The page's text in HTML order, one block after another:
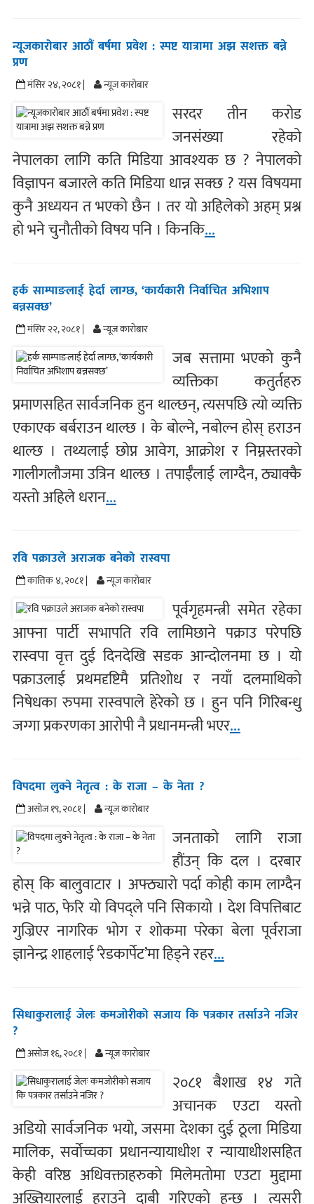
न्यूजकारोबार आठौं बर्षमा प्रवेश : स्पष्ट यात्रामा अझ सशक्त बन्ने
प्रण
मंसिर २४, २०८१ | न्यूज काराेबार
सरदर तीन करोड
जनसंख्या रहेको
नेपालका लागि कति मिडिया आवश्यक छ ? नेपालको
विज्ञापन बजारले कति मिडिया धान्न सक्छ ? यस विषयमा
कुनै अध्ययन त भएको छैन । तर यो अहिलेको अहम् प्रश्न
हो भने चुनौतीको विषय पनि । किनकि...
हर्क साम्पाङलाई हेर्दा लाग्छ, ‘कार्यकारी निर्वाचित अभिशाप
बन्नसक्छ’
मंसिर २२, २०८१ | न्यूज काराेबार
जब सत्तामा भएको कुनै
व्यक्तिका कतुर्तहरु
प्रमाणसहित सार्वजनिक हुन थाल्छन्, त्यसपछि त्यो व्यक्ति
एकाएक बर्बराउन थाल्छ । के बोल्ने, नबोल्न होस् हराउन
थाल्छ । तथ्यलाई छोप्न आवेग, आक्रोश र निम्नस्तरको
गालीगलौजमा उत्रिन थाल्छ । तपाईँलाई लाग्दैन, ठ्याक्कै
यस्तो अहिले धरान...
रवि पक्राउले अराजक बनेको रास्वपा
कात्तिक ४, २०८१ | न्यूज काराेबार
पूर्वगृहमन्त्री समेत रहेका
आफ्ना पार्टी सभापति रवि लामिछाने पक्राउ परेपछि
रास्वपा वृत्त दुई दिनदेखि सडक आन्दोलनमा छ । यो
पक्राउलाई प्रथमदृष्टिमै प्रतिशोध र नयाँ दलमाथिको
निषेधका रुपमा रास्वपाले हेरेको छ । हुन पनि गिरिबन्धु
जग्गा प्रकरणका आरोपी नै प्रधानमन्त्री भएर...
विपदमा लुक्ने नेतृत्व : के राजा – के नेता ?
असोज १९, २०८१ | न्यूज काराेबार
जनताको लागि राजा
हौंउन् कि दल । दरबार
होस् कि बालुवाटार । अफ्ठ्यारो पर्दा कोही काम लाग्दैन
भन्ने पाठ, फेरि यो विपद्ले पनि सिकायो । देश विपत्तिबाट
गुज्रिएर नागरिक भोग र शोकमा परेका बेला पूर्वराजा
ज्ञानेन्द्र शाहलाई ‘रेडकार्पेट’मा हिड्ने रहर...
सिधाकुरालाई जेलः कमजोरीको सजाय कि पत्रकार तर्साउने नजिर
?
असोज १६, २०८१ | न्यूज काराेबार
२०८१ बैशाख १४ गते
अचानक एउटा यस्तो
अडियो सार्वजनिक भयो, जसमा देशका दुई ठूला मिडिया
मालिक, सर्वाेच्चका प्रधानन्यायाधीश र न्यायाधीशसहित
केही वरिष्ठ अधिवक्ताहरुको मिलेमतोमा एउटा मुद्दामा